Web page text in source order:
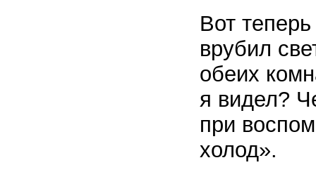
Вот
врубил
обеих
я видел?
при
холод».